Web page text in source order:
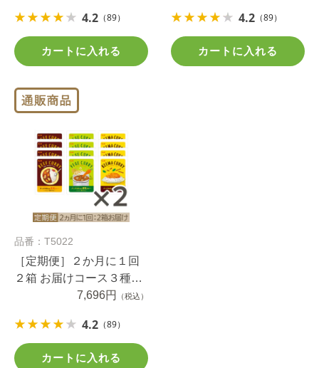
4.2 （89）
カートに入れる
4.2 （89）
カートに入れる
品番：T5022
［定期便］２か月に１回
２箱 お届けコース３種の
適塩カレーセット
7,696円 （税込）
4.2 （89）
カートに入れる